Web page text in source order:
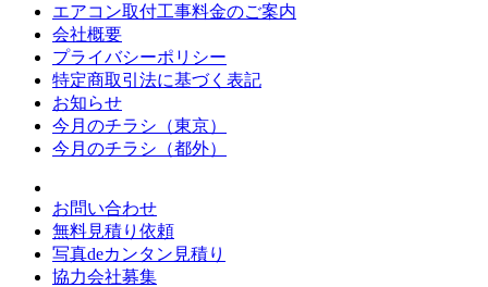
エアコン取付工事料金のご案内
会社概要
プライバシーポリシー
特定商取引法に基づく表記
お知らせ
今月のチラシ（東京）
今月のチラシ（都外）
お問い合わせ
無料見積り依頼
写真deカンタン見積り
協力会社募集